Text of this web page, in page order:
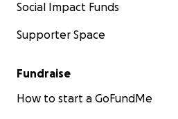
Social Impact Funds
Supporter Space
Fundraise
How to start a GoFundMe